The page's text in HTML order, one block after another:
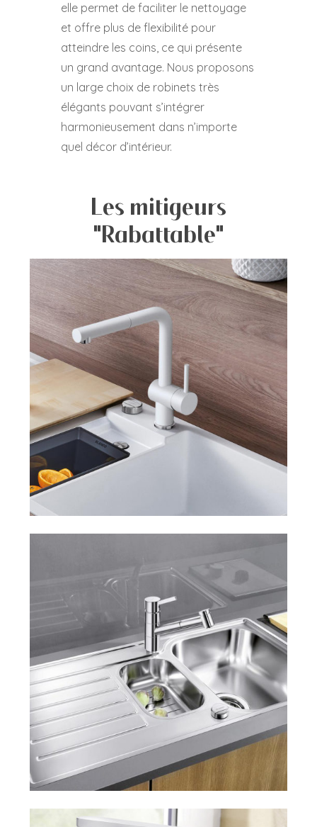
elle permet de faciliter le nettoyage
et offre plus de flexibilité pour
atteindre les coins, ce qui présente
un grand avantage. Nous proposons
un large choix de robinets très
élégants pouvant s’intégrer
harmonieusement dans n’importe
quel décor d’intérieur.
Les mitigeurs
"Rabattable"